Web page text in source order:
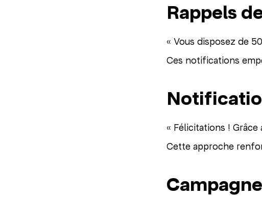
Rappels
« Vous disposez de
Ces notifications
« Félicitations !
Cette approche